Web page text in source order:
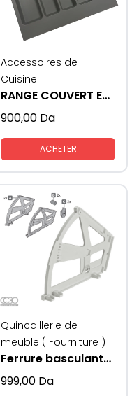
Accessoires de
Cuisine
RANGE COUVERT EN PLASTIQUE
900,00 Da
ACHETER
Quincaillerie de
meuble ( Fourniture )
Ferrure basculante, pour armoire à chaussure
999,00 Da